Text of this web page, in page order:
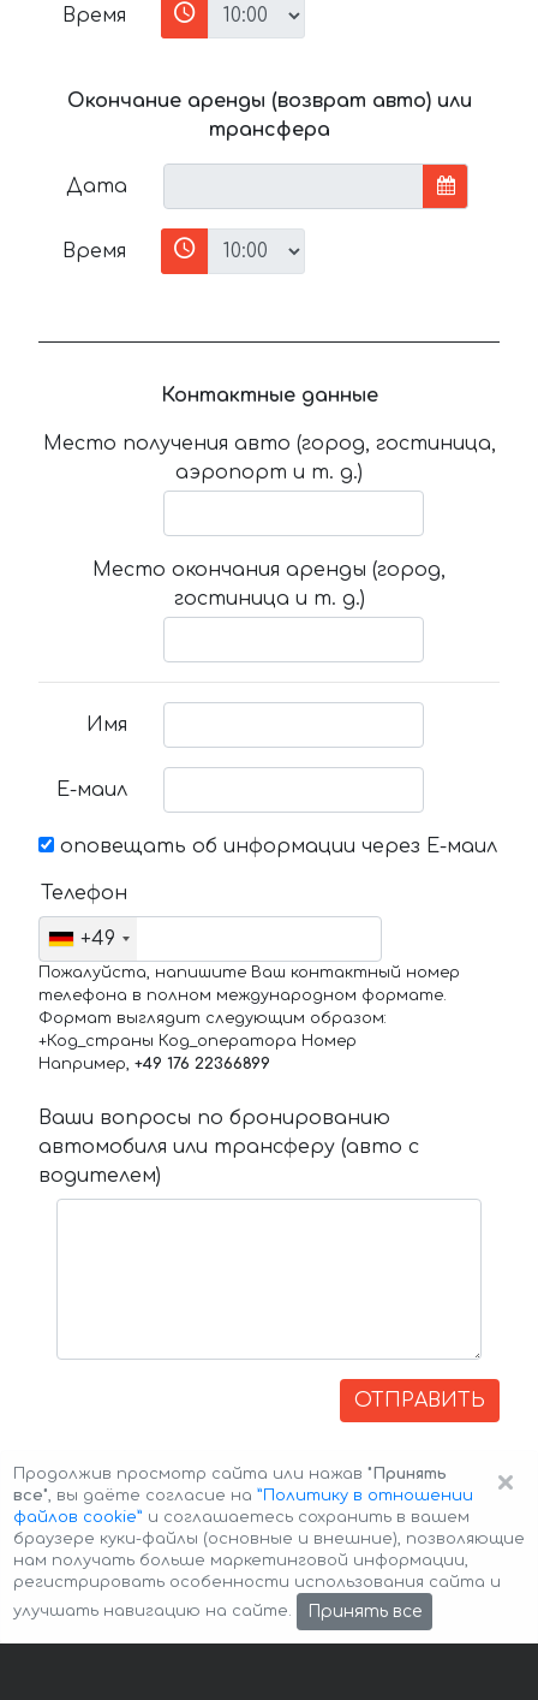
Время
Окончание аренды (возврат авто) или
трансфера
Дата
Время
Контактные данные
Место получения авто (город, гостиница,
аэропорт и т. д.)
Место окончания аренды (город,
гостиница и т. д.)
Имя
Е-маил
оповещать об информации через Е-маил
Телефон
+49
Пожалуйста, напишите Ваш контактный номер
телефона в полном международном формате.
Формат выглядит следующим образом:
+Код_страны Код_оператора Номер
Например, +49 176 22366899
Ваши вопросы по бронированию
автомобиля или трансферу (авто с
водителем)
ОТПРАВИТЬ
Авторские права © 2026 Авто-Аренда Cookie Policy
×
Продолжив просмотр сайта или нажав "Принять
все", вы даёте согласие на ”Политику в отношении
файлов cookie” и соглашаетесь сохранить в вашем
браузере куки-файлы (основные и внешние), позволяющие
нам получать больше маркетинговой информации,
регистрировать особенности использования сайта и
улучшать навигацию на сайте.
Принять все